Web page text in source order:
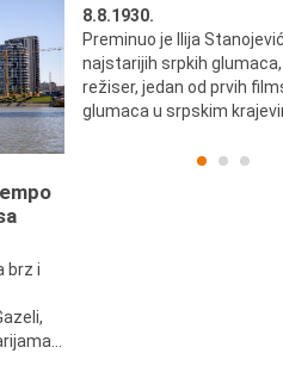
brz i
8.8.1930.
Preminuo je Ilija
najstarijih srpkih
režiser, jedan od prvih
glumaca u srpskim